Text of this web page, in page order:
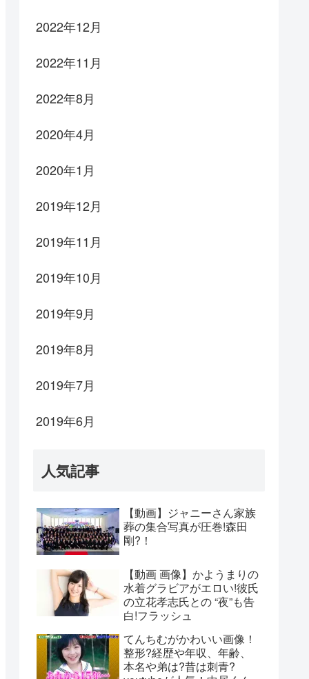
2022年12月
2022年11月
2022年8月
2020年4月
2020年1月
2019年12月
2019年11月
2019年10月
2019年9月
2019年8月
2019年7月
2019年6月
人気記事
【動画】ジャニーさん家族
葬の集合写真が圧巻!森田
剛?！
【動画 画像】かようまりの
水着グラビアがエロい!彼氏
の立花孝志氏との “夜”も告
白!フラッシュ
てんちむがかわいい画像！
整形?経歴や年収、年齢、
本名や弟は?昔は刺青?